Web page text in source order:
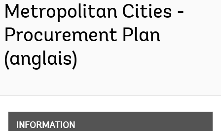
Metropolitan Cities -
Procurement Plan
(anglais)
INFORMATION